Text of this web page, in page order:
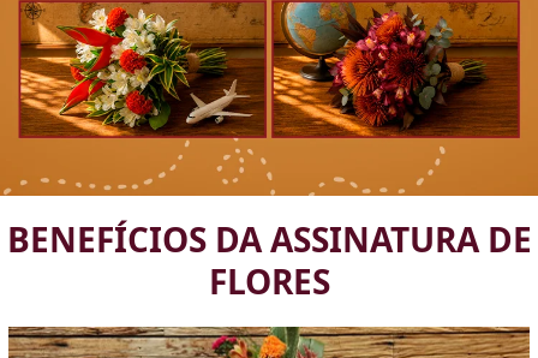
BENEFÍCIOS DA ASSINATURA DE
FLORES